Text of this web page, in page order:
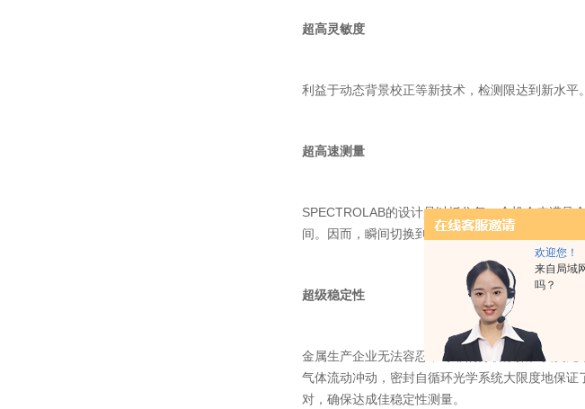
欢迎您！
来自局域
吗？
超高灵敏度
利益于动态背景校正等新技术，检测限达到新水平
超高速测量
SPECTROLAB的设计是以抓住每一个机会来满足
间。因而，瞬间切换到激发测量阶段。增加单位时
超级稳定性
金属生产企业无法容忍不可靠的分析数据。反复
气体流动冲动，密封自循环光学系统大限度地保
对，确保达成佳稳定性测量。